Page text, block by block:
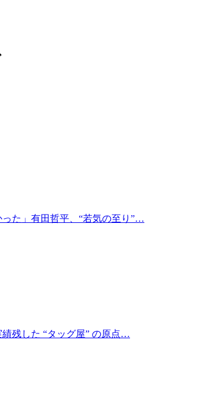
った」有田哲平、“若気の至り”…
績残した “タッグ屋” の原点…